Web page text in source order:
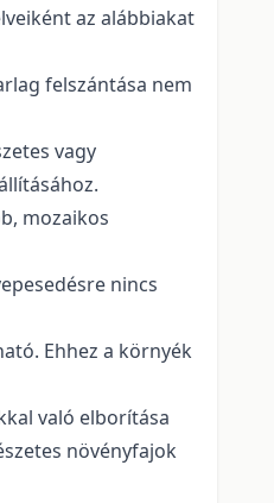
az alábbiakat
felszántása nem
vagy
mozaikos
nincs
Ehhez a környék
való elborítása
növényfajok